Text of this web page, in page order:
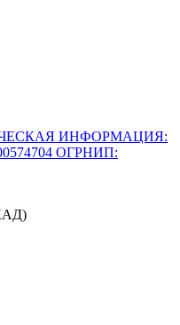
ИНФОРМАЦИЯ:
ОГРНИП: